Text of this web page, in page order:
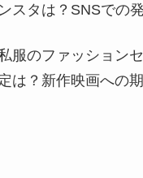
スタは？SNSでの
服のファッション
は？新作映画への